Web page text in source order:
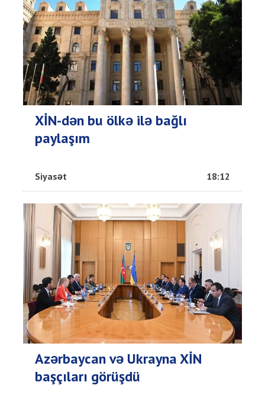
XİN-dən bu ölkə ilə bağlı
paylaşım
Siyasət 18:12
Azərbaycan və Ukrayna XİN
başçıları görüşdü